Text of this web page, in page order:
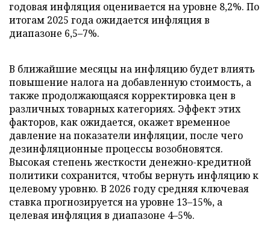
годовая инфляция оценивается на уровне 8,2%. По
итогам 2025 года ожидается инфляция в
диапазоне 6,5–7%.
В ближайшие месяцы на инфляцию будет влиять
повышение налога на добавленную стоимость, а
также продолжающаяся корректировка цен в
различных товарных категориях. Эффект этих
факторов, как ожидается, окажет временное
давление на показатели инфляции, после чего
дезинфляционные процессы возобновятся.
Высокая степень жесткости денежно-кредитной
политики сохранится, чтобы вернуть инфляцию к
целевому уровню. В 2026 году средняя ключевая
ставка прогнозируется на уровне 13–15%, а
целевая инфляция в диапазоне 4–5%.